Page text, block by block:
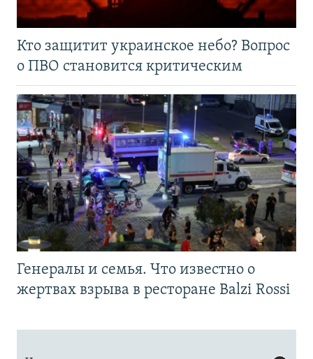
Кто защитит украинское небо? Вопрос
о ПВО становится критическим
Генералы и семья. Что известно о
жертвах взрыва в ресторане Balzi Rossi